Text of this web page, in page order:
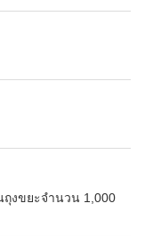
ถุงขยะจำนวน 1,000